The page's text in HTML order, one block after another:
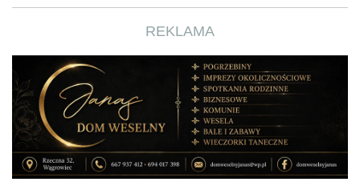
REKLAMA